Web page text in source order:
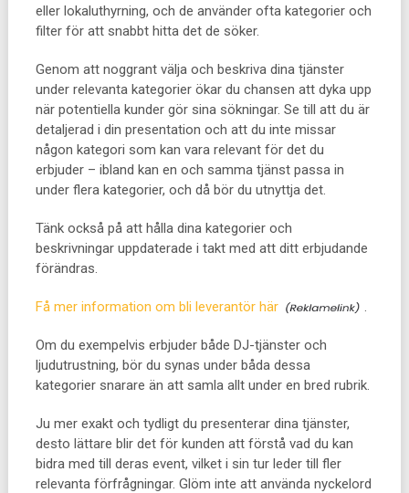
eller lokaluthyrning, och de använder ofta kategorier och
filter för att snabbt hitta det de söker.
Genom att noggrant välja och beskriva dina tjänster
under relevanta kategorier ökar du chansen att dyka upp
när potentiella kunder gör sina sökningar. Se till att du är
detaljerad i din presentation och att du inte missar
någon kategori som kan vara relevant för det du
erbjuder – ibland kan en och samma tjänst passa in
under flera kategorier, och då bör du utnyttja det.
Tänk också på att hålla dina kategorier och
beskrivningar uppdaterade i takt med att ditt erbjudande
förändras.
Få mer information om bli leverantör här .
Om du exempelvis erbjuder både DJ-tjänster och
ljudutrustning, bör du synas under båda dessa
kategorier snarare än att samla allt under en bred rubrik.
Ju mer exakt och tydligt du presenterar dina tjänster,
desto lättare blir det för kunden att förstå vad du kan
bidra med till deras event, vilket i sin tur leder till fler
relevanta förfrågningar. Glöm inte att använda nyckelord